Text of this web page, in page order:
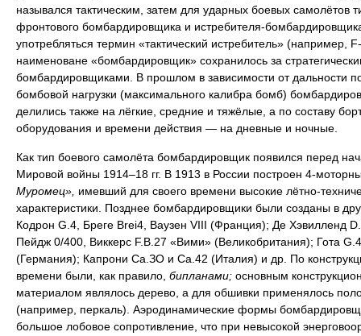
назывался тактическим, затем для ударных боевых самолётов
фронтового бомбардировщика и истребителя-
употребляться термин «тактический истребитель» (например,
наименоване «бомбардировщик» сохранилось за
бомбардировщиками. В прошлом в зависимости от дальности
бомбовой нагрузки (максимального калибра бомб)
делились также на лёгкие, средние и тяжёлые, а по составу
оборудования и времени действия — на дневные и ночные.
Как тип боевого самолёта бомбардировщик появился перед
Мировой войны 1914–18 гг. В 1913 в России построен 4-
Муромец», имевший для своего времени высокие лётно-
характеристики. Позднее бомбардировщики были созданы в
Кодрон G.4, Бреге Brei4, Ваузен VIII (Франция); Де Хэвилленд
Пейдж 0/400, Виккерс F.B.27 «Вими» (Великобритания); Гота
(Германия); Капрони Са.ЗО и Са.42 (Италия) и др. По
времени были, как правило, бипланами; основным
материалом являлось дерево, а для обшивки применялось
(например, перкаль). Аэродинамические формы
большое лобовое сопротивление, что при невысокой